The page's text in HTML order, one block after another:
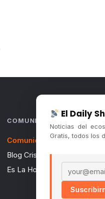
COMUNIDAD
Comunidad (Skool) ↗
Blog Cristian Tala ↗
Es La Hora de Aprender ↗
El Daily
Noticias del
Gratis, todos los
Email